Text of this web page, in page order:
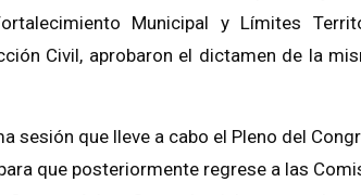
Municipal y Límites
Civil, aprobaron el dictamen de la
sesión que lleve a cabo el Pleno del
que posteriormente regrese a las